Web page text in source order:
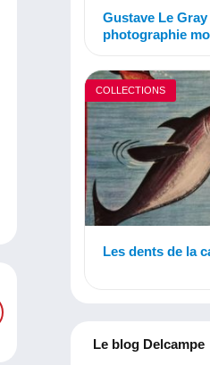
Gustave Le
photographie
COLLECTIONS
Les dents de la
Le blog Delcampe